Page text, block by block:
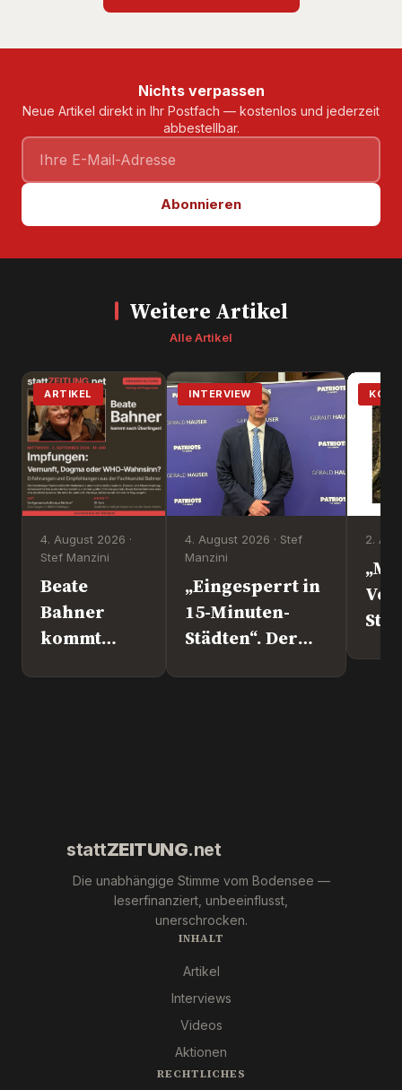
Nichts verpassen
Neue Artikel direkt in Ihr Postfach — kostenlos und jederzeit
abbestellbar.
Abonnieren
Weitere Artikel
Alle Artikel
ARTIKEL
4. August 2026 ·
Stef Manzini
Beate
Bahner
kommt
INTERVIEW
4. August 2026 · Stef
Manzini
„Eingesperrt in
15-Minuten-
Städten“. Der
2.
Steht
stattZEITUNG.net
Die unabhängige Stimme vom Bodensee —
leserfinanziert, unbeeinflusst,
unerschrocken.
INHALT
Artikel
Interviews
Videos
Aktionen
RECHTLICHES